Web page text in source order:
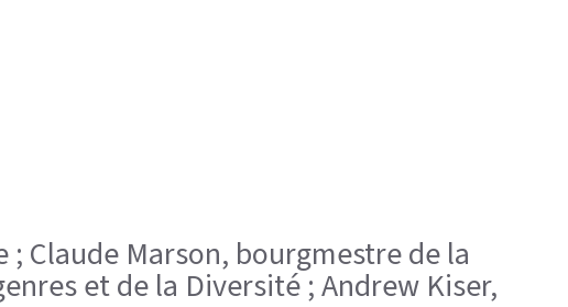
; Claude Marson, bourgmestre de la
et de la Diversité ; Andrew Kiser,